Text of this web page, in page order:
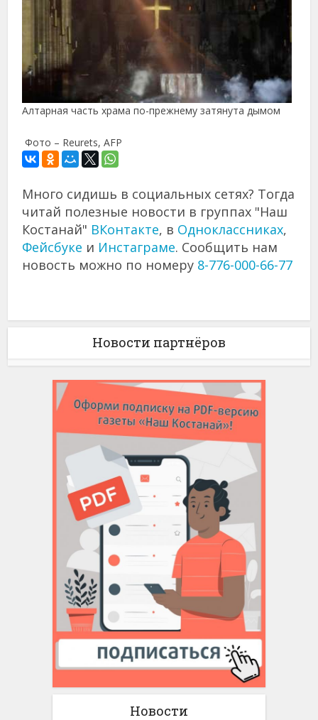
Алтарная часть храма по-прежнему затянута дымом
Фото – Reurets, AFP
Много сидишь в социальных сетях? Тогда
читай полезные новости в группах "Наш
Костанай" ВКонтакте, в Одноклассниках,
Фейсбуке и Инстаграме. Сообщить нам
новость можно по номеру 8-776-000-66-77
Новости партнёров
Новости